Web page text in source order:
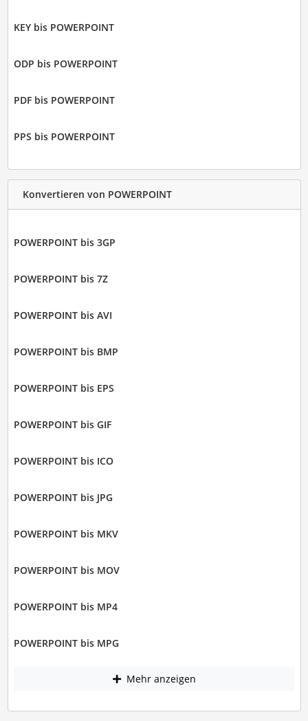
KEY bis POWERPOINT
ODP bis POWERPOINT
PDF bis POWERPOINT
PPS bis POWERPOINT
Konvertieren von POWERPOINT
POWERPOINT bis 3GP
POWERPOINT bis 7Z
POWERPOINT bis AVI
POWERPOINT bis BMP
POWERPOINT bis EPS
POWERPOINT bis GIF
POWERPOINT bis ICO
POWERPOINT bis JPG
POWERPOINT bis MKV
POWERPOINT bis MOV
POWERPOINT bis MP4
POWERPOINT bis MPG
Mehr anzeigen